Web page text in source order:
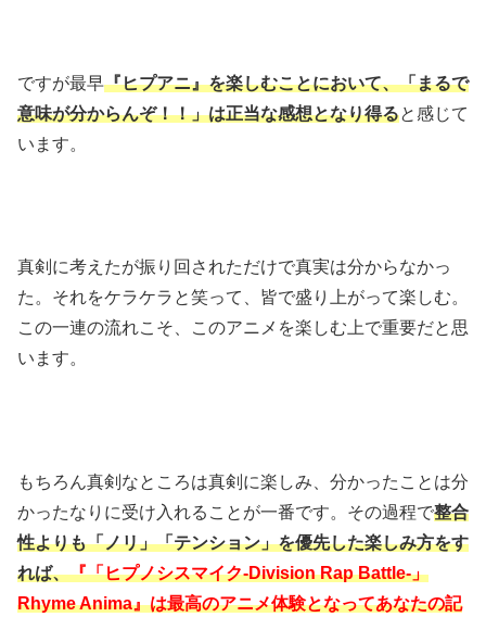
ですが最早『ヒプアニ』を楽しむことにおいて、「まるで
意味が分からんぞ！！」は正当な感想となり得ると感じて
います。
真剣に考えたが振り回されただけで真実は分からなかっ
た。それをケラケラと笑って、皆で盛り上がって楽しむ。
この一連の流れこそ、このアニメを楽しむ上で重要だと思
います。
もちろん真剣なところは真剣に楽しみ、分かったことは分
かったなりに受け入れることが一番です。その過程で整合
性よりも「ノリ」「テンション」を優先した楽しみ方をす
れば、『「ヒプノシスマイク-Division Rap Battle-」
Rhyme Anima』は最高のアニメ体験となってあなたの記